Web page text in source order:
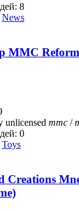
8
News
MMC
unlicensed mmc /
0
Toys
Creations